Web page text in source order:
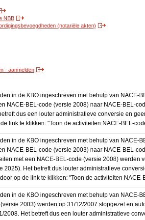
NBB
(notariële akten)
- aanmelden
in de KBO ingeschreven met behulp van NACE-
NACE-BEL-code (versie 2008) naar NACE-BEL-
dus een louter administratieve conversie en
link te klikken: "Toon de activiteiten NACE-BEL-
in de KBO ingeschreven met behulp van NACE-
NACE-BEL-code (versie 2003) naar NACE-BEL-
met een NACE-BEL-code (versie 2008)
2025). Het betreft dus louter administratieve
op de link te klikken: "Toon de activiteiten
in de KBO ingeschreven met behulp van NACE-
2003) werden op 31/12/2007 stopgezet en
2008. Het betreft dus een louter administratieve